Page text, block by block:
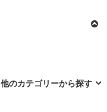
他のカテゴリーから探す